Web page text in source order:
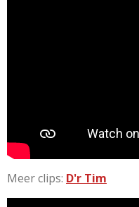
Meer clips: D'r Tim